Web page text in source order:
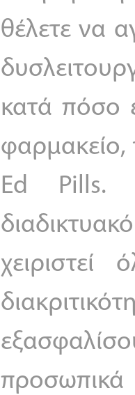
θέλετε να
κατά πόσο
φαρμακείο,
Ed Pills.
χειριστεί